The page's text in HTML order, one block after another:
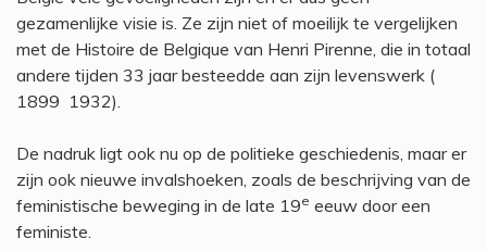
gezamenlijke visie is. Ze zijn niet of moeilijk te vergelijken
met de Histoire de Belgique van Henri Pirenne, die in totaal
andere tijden 33 jaar besteedde aan zijn levenswerk (
1899  1932).
De nadruk ligt ook nu op de politieke geschiedenis, maar er
zijn ook nieuwe invalshoeken, zoals de beschrijving van de
feministische beweging in de late 19e eeuw door een
feministe.